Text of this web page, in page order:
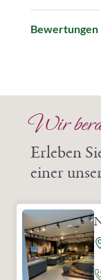
Bewertungen
Wir
Erleben
einer